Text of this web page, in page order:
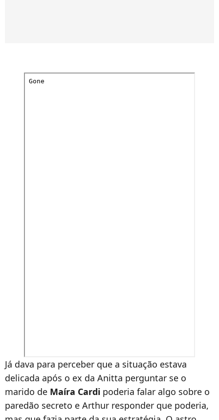
Já dava para perceber que a situação estava
delicada após o ex da Anitta perguntar se o
marido de Maíra Cardi poderia falar algo sobre o
paredão secreto e Arthur responder que poderia,